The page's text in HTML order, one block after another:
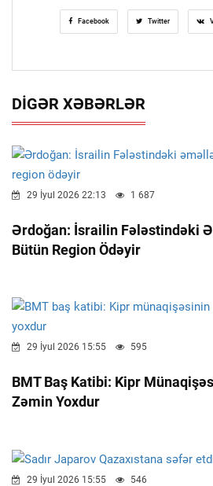
Facebook Twitter
DIGƏR XƏBƏRLƏR
29 İyul 2026 22:13 1 687
Ərdoğan: İsrailin Fələstindəki
Bütün Region Ödəyir
29 İyul 2026 15:55 595
BMT Baş Katibi: Kipr
Zəmin Yoxdur
29 İyul 2026 15:55 546